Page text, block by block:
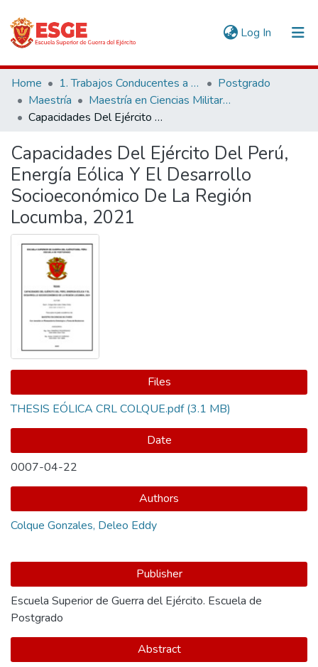
Log In (current)
Communities & Collections
All of DSpace
Home 1. Trabajos Conducentes a Grados y Títulos
Postgrado
Maestría
Maestría en Ciencias Militares
Capacidades Del Ejército Del Perú, Energía Eólica Y El Desarrollo Socioeconómico De La Región Locumba, 2021
Capacidades Del Ejército Del Perú,
Energía Eólica Y El Desarrollo
Socioeconómico De La Región
Locumba, 2021
Files
THESIS EÓLICA CRL COLQUE.pdf(3.1 MB)
Date
0007-04-22
Authors
Colque Gonzales, Deleo Eddy
Publisher
Escuela Superior de Guerra del Ejército. Escuela de
Postgrado
Abstract